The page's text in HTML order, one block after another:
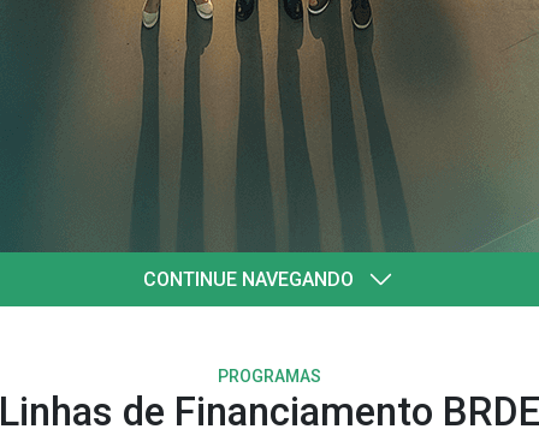
CONTINUE NAVEGANDO
PROGRAMAS
Linhas de Financiamento BRDE